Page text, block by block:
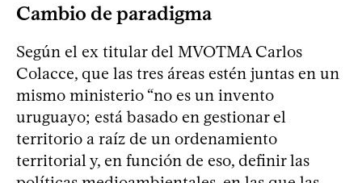
Cambio de paradigma
Según el ex titular del MVOTMA Carlos
Colacce, que las tres áreas estén juntas en un
mismo ministerio “no es un invento
uruguayo; está basado en gestionar el
territorio a raíz de un ordenamiento
territorial y, en función de eso, definir las